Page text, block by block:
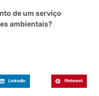
de um serviço
ambientais?
LinkedIn Pinterest